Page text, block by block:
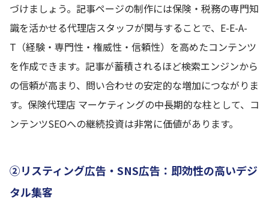
づけましょう。記事ページの制作には保険・税務の専門知
識を活かせる代理店スタッフが関与することで、E-E-A-
T（経験・専門性・権威性・信頼性）を高めたコンテンツ
を作成できます。記事が蓄積されるほど検索エンジンから
の信頼が高まり、問い合わせの安定的な増加につながりま
す。保険代理店 マーケティングの中長期的な柱として、コ
ンテンツSEOへの継続投資は非常に価値があります。
②リスティング広告・SNS広告：即効性の高いデジ
タル集客